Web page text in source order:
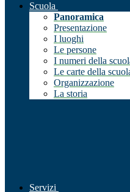
Scuola
Panoramica
Presentazione
I luoghi
Le persone
I numeri della
Le carte della
Organizzazione
La storia
Servizi